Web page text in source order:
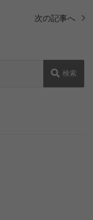
次の記事へ
検索